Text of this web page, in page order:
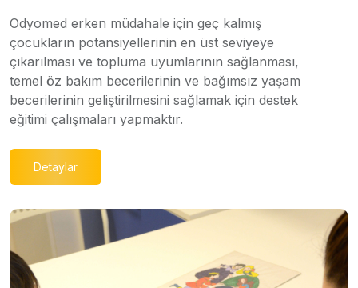
Odyomed erken müdahale için geç kalmış
çocukların potansiyellerinin en üst seviyeye
çıkarılması ve topluma uyumlarının sağlanması,
temel öz bakım becerilerinin ve bağımsız yaşam
becerilerinin geliştirilmesini sağlamak için destek
eğitimi çalışmaları yapmaktır.
Detaylar